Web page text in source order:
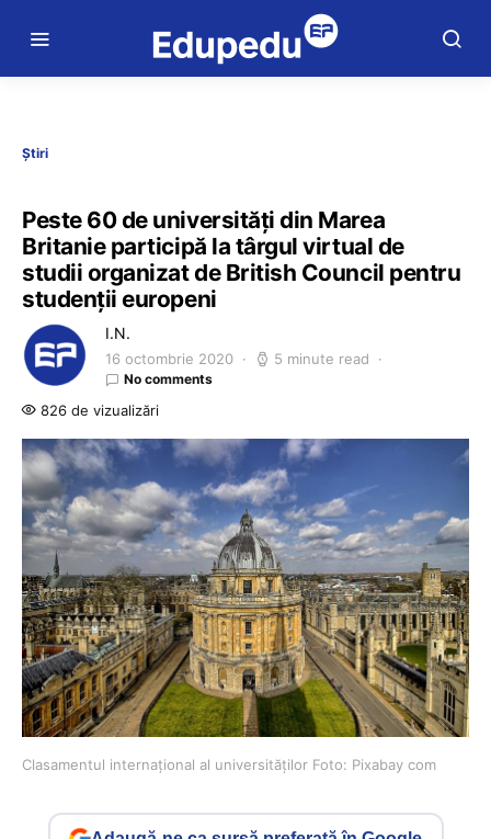
Știri
Peste 60 de universități din Marea
Britanie participă la târgul virtual de
studii organizat de British Council pentru
studenții europeni
I.N.
16 octombrie 2020 5 minute read
No comments
826 de vizualizări
Clasamentul internațional al universităților Foto: Pixabay com